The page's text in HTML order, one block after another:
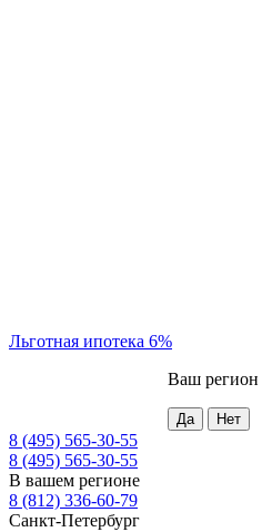
Льготная ипотека 6%
Ваш регион
8 (495) 565-30-55
8 (495) 565-30-55
В вашем регионе
8 (812) 336-60-79
Санкт-Петербург